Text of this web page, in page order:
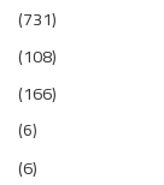
(731)
(108)
(166)
(6)
(6)